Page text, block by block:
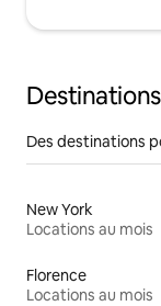
Des destinations
New York
Locations au mois
Florence
Locations au mois